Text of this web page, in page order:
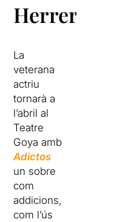
Herrera
La
veterana
actriu
tornarà a
l’abril al
Teatre
Goya amb
Adictos
un sobre
com
addicions,
com l’ús